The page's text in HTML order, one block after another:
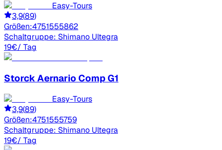
Easy-Tours
3,9(89)
Größen:4751555862
Schaltgruppe: Shimano Ultegra
19€/ Tag
Storck Aernario Comp G1
Easy-Tours
3,9(89)
Größen:4751555759
Schaltgruppe: Shimano Ultegra
19€/ Tag